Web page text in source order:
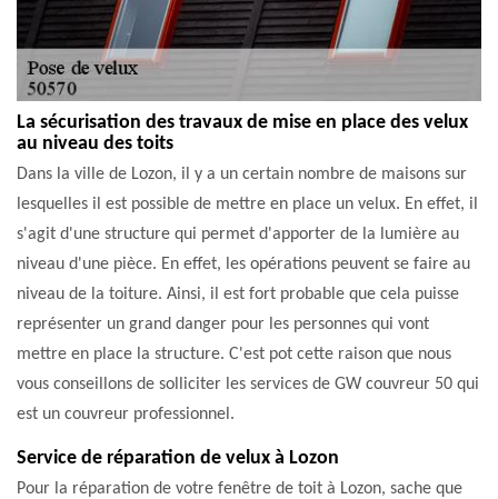
La sécurisation des travaux de mise en place des velux
au niveau des toits
Dans la ville de Lozon, il y a un certain nombre de maisons sur
lesquelles il est possible de mettre en place un velux. En effet, il
s'agit d'une structure qui permet d'apporter de la lumière au
niveau d'une pièce. En effet, les opérations peuvent se faire au
niveau de la toiture. Ainsi, il est fort probable que cela puisse
représenter un grand danger pour les personnes qui vont
mettre en place la structure. C'est pot cette raison que nous
vous conseillons de solliciter les services de GW couvreur 50 qui
est un couvreur professionnel.
Service de réparation de velux à Lozon
Pour la réparation de votre fenêtre de toit à Lozon, sache que